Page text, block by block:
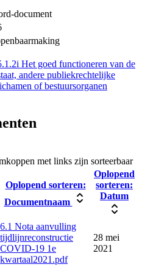
document
Het goed functioneren van de
andere publiekrechtelijke
of bestuursorganen
met links zijn sorteerbaar
Oplopend sorteren:
Documentnaam
Oplopend
sorteren:
Datum
6.1 Nota aanvulling
tijdlijnreconstructie
COVID-19 1e
kwartaal2021.pdf
28 mei
2021